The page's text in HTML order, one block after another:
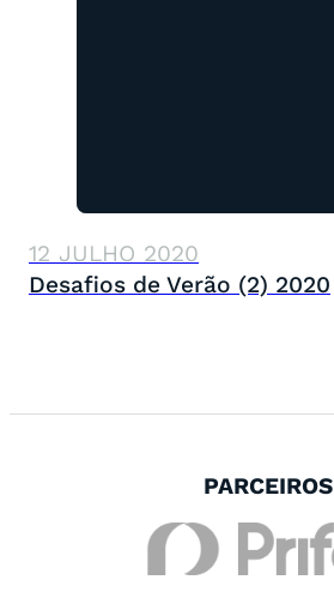
12 JULHO 2020
Desafios de Verão (2) 2020
PARCEIROS